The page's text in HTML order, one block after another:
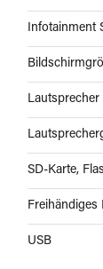
Infotainment
Lautsprecher
SD-Karte,
Freihändiges
USB